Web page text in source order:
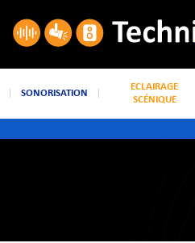
SONORISATION
ECLAIRAGE
SCÉNIQUE